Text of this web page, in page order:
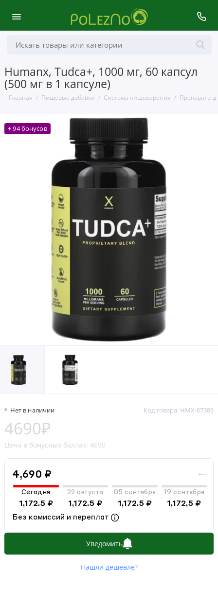
Humanx, Tudca+, 1000 мг, 60 капсул
(500 мг в 1 капсуле)
Главная Пищевые добавки Система пищеварения Препараты
+ 94 бонусов
Нет в наличии Код товара: HMX-67386
4690₽
Цена в бонусных баллах: 4690
4,690 ₽
Сегодня
1,172.5 ₽
22 августа
1,172.5 ₽
05 сентября
1,172.5 ₽
19 сентября
1,172,5 ₽
Без комиссий и переплат
Уведомить
Нашли дешевле?